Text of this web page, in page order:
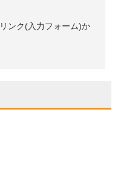
ンク(入力フォーム)か